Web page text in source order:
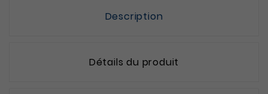
Description
Détails du produit